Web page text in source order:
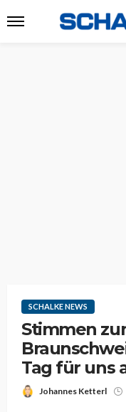
SCHALKE NEWS
Stimmen
Tag für uns
Johannes Ketterl